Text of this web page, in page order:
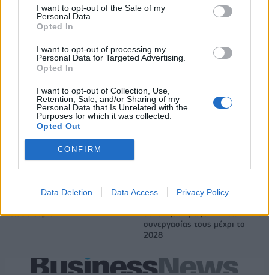
I want to opt-out of the Sale of my
Personal Data.
Opted In
I want to opt-out of processing my
Personal Data for Targeted Advertising.
Opted In
I want to opt-out of Collection, Use,
Retention, Sale, and/or Sharing of my
Personal Data that Is Unrelated with the
Purposes for which it was collected.
Opted Out
CONFIRM
Data Deletion Data Access Privacy Policy
δρόμο για δάνεια έως 5 δισ. σε μικρομεσαίες
Β.Σ. Καρούλιας: Τζίρος 98,7
57% - Τα νέα στοιχήματα σε
low & non alcohol
σύμβουλος της ΔΕΗ για την
είσοδο στην πολωνική αγορά
ενέργειας
18.990 ευρώ
συνεχίζουν μαζί: Ανανέωση της
συνεργασίας τους μέχρι το
2028